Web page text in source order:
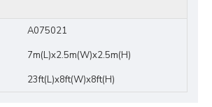
A075021
7m(L)x2.5m(W)x2.5m(H)
23ft(L)x8ft(W)x8ft(H)